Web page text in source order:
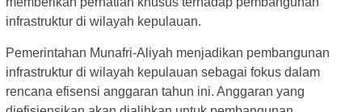
infrastruktur di wilayah kepulauan.
Pemerintahan Munafri-Aliyah menjadikan pembangunan
infrastruktur di wilayah kepulauan sebagai fokus dalam
rencana efisensi anggaran tahun ini. Anggaran yang